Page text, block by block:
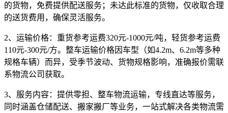
的货物，免费提供配送服务；未达此标准的货物，仅收取合理
的送货费用，确保灵活服务。
2、运输价格： 重货参考运费320元-1000元/吨，轻货参考运费
110元-300元/方。整车运输价格因车型（如4.2m、6.2m等多种
规格车辆）而异，受季节波动、货物规格影响，准确报价需联
系物流公司获取。
3、服务内容： 提供零担、整车物流运输，专线直达等服务，
同时涵盖仓储配送、搬家搬厂等业务，一站式解决各类物流需